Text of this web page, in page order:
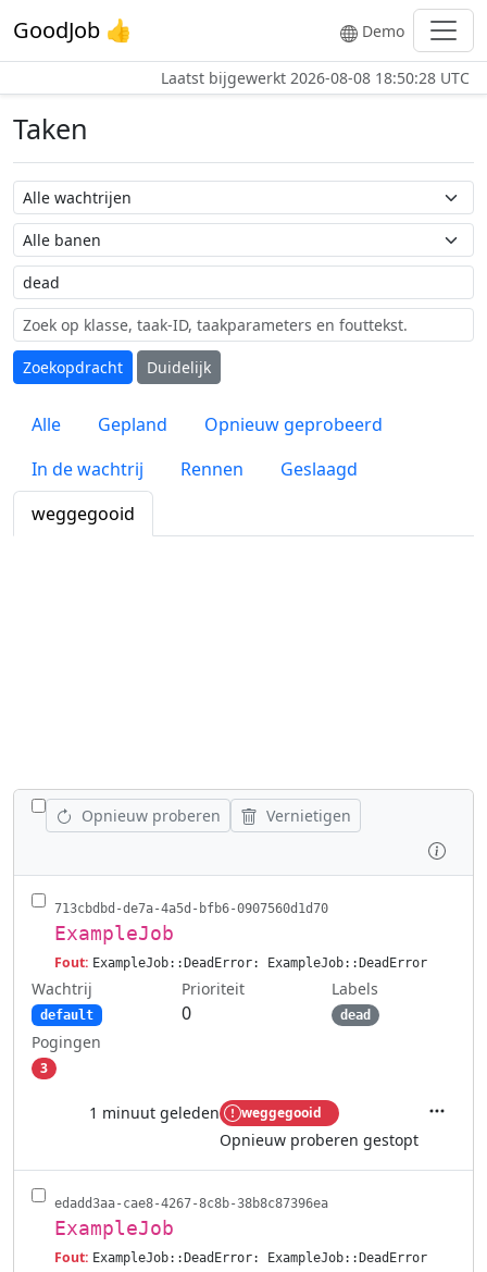
GoodJob 👍 Demo
Laatst bijgewerkt 2026-08-08 18:50:28 UTC
Taken
Wachtrij naam
Taak naam
Label
Zoekopdracht
Duidelijk
Alle Gepland
Opnieuw geprobeerd
In de wachtrij
Rennen
Geslaagd
weggegooid
WISSEL ALLE VACATURES AF
Opnieuw proberen
Vernietigen
713cbdbd-de7a-4a5d-bfb6-0907560d1d70
ExampleJob
Fout: ExampleJob::DeadError: ExampleJob::DeadError
Wachtrij
default
Prioriteit
0
Labels
dead
Pogingen
3
1 minuut geleden weggegooid
Opnieuw proberen gestopt
edadd3aa-cae8-4267-8c8b-38b8c87396ea
ExampleJob
Fout: ExampleJob::DeadError: ExampleJob::DeadError